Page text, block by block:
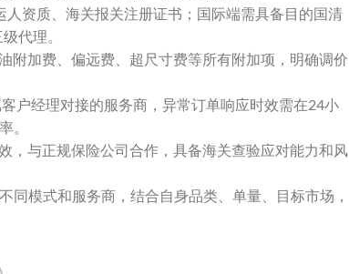
资质、海关报关注册证书；国际端需具备目的国清
代理。
附加费、偏远费、超尺寸费等所有附加项，明确调价
户经理对接的服务商，异常订单响应时效需在24小
。
，与正规保险公司合作，具备海关查验应对能力和风
模式和服务商，结合自身品类、单量、目标市场，